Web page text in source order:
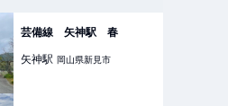
芸備線 矢神駅 春
矢神駅 岡山県新見市